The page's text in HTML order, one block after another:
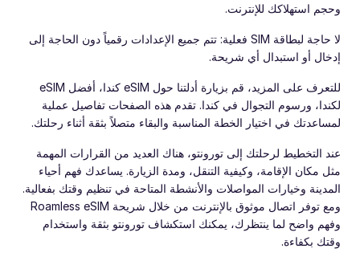
وحجم استهلاكك للإنترنت.
لا حاجة لبطاقة SIM فعلية: تتم جميع الإعدادات رقمياً دون الحاجة إلى
إدخال أو استبدال أي شريحة.
للتعرف على المزيد، قم بزيارة أدلتنا حول eSIM كندا، أفضل eSIM
لكندا، ورسوم التجوال في كندا. تقدم هذه الصفحات تفاصيل عملية
لمساعدتك في اختيار الخطة المناسبة والبقاء متصلاً بثقة أثناء رحلتك.
عند التخطيط لرحلتك إلى تورونتو، هناك العديد من القرارات المهمة
مثل مكان الإقامة، وكيفية التنقل، ومدة الزيارة. يساعدك فهم أحياء
المدينة وخيارات المواصلات والأنشطة المتاحة في تنظيم وقتك بفعالية.
ومع توفر اتصال موثوق بالإنترنت من خلال شريحة Roamless eSIM
وفهم واضح لما ينتظرك، يمكنك استكشاف تورونتو بثقة واستخدام
وقتك بكفاءة.